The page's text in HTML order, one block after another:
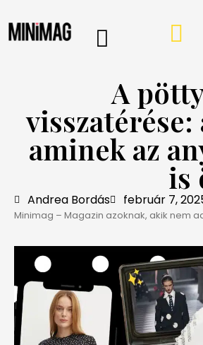
A
aminek az
is
Andrea Bordás február 7,
Minimag – Magazin azoknak, akik nem